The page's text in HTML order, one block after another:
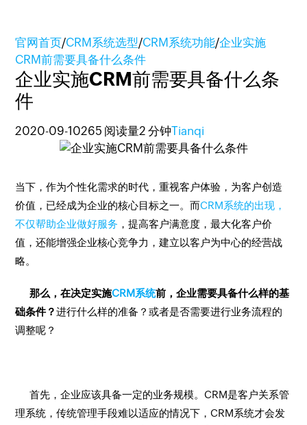
官网首页/CRM系统选型/CRM系统功能/企业实施
CRM前需要具备什么条件
企业实施CRM前需要具备什么条
件
2020-09-10265 阅读量2 分钟Tianqi
当下，作为个性化需求的时代，重视客户体验，为客户创造
价值，已经成为企业的核心目标之一。而CRM系统的出现，
不仅帮助企业做好服务 ，提高客户满意度，最大化客户价
值，还能增强企业核心竞争力，建立以客户为中心的经营战
略。
那么，在决定实施CRM系统前，企业需要具备什么样的基
础条件？进行什么样的准备？或者是否需要进行业务流程的
调整呢？
首先，企业应该具备一定的业务规模。CRM是客户关系管
理系统，传统管理手段难以适应的情况下，CRM系统才会发